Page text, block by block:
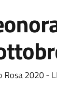
2020 -